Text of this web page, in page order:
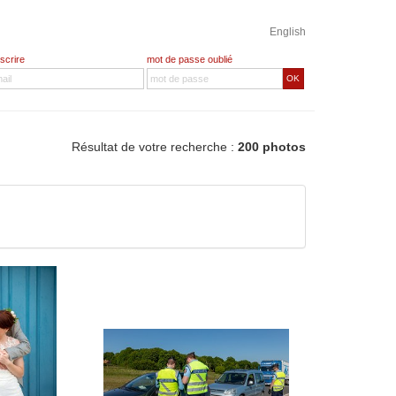
English
mot de passe oublié
OK
Résultat de votre recherche : 200 photos